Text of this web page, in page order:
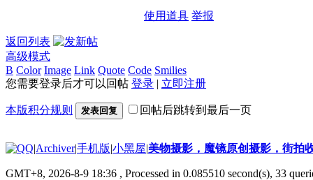
使用道具 举报
返回列表
高级模式
B Color Image Link Quote Code Smilies
您需要登录后才可以回帖 登录 | 立即注册
本版积分规则 发表回复 回帖后跳转到最后一页
|Archiver|手机版|小黑屋|美物摄影，魔镜原创摄影，街拍
GMT+8, 2026-8-9 18:36 , Processed in 0.085510 second(s), 33